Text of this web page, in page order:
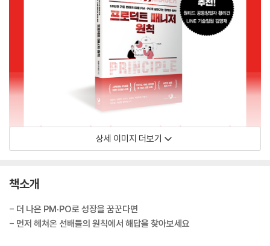
상세 이미지 더보기
책소개
- 더 나은 PM·PO로 성장을 꿈꾼다면
- 먼저 헤쳐온 선배들의 원칙에서 해답을 찾아보세요